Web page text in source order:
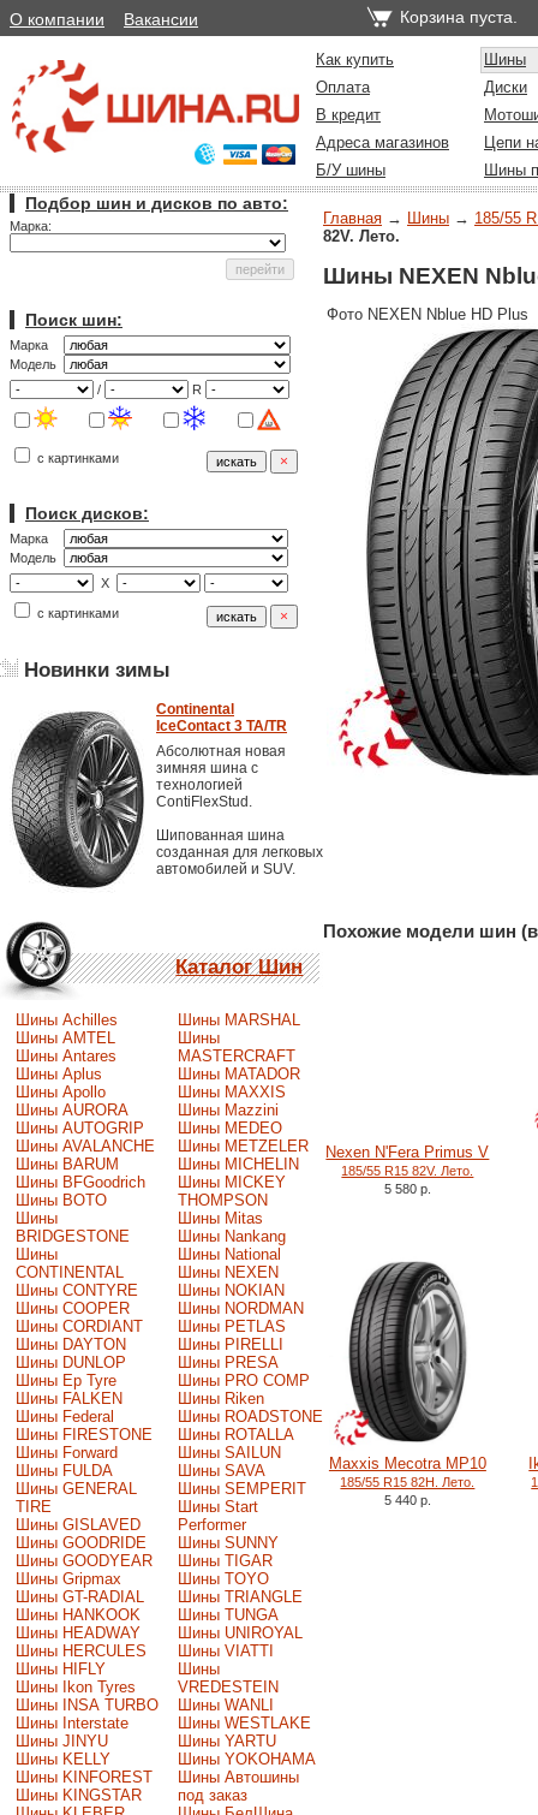
О компании Вакансии Корзина пуста.
Как купить
Шины
Оплата
Диски
В кредит
Адреса магазинов
Цепи
Б/У шины
Шины
Подбор шин и дисков по авто:
Марка:
Поиск шин:
Марка
Модель
/
R
с картинками
Поиск дисков:
Марка
Модель
X
с картинками
Новинки зимы
Continental
IceContact 3 TA/TR
Абсолютная новая
зимняя шина с
технологией
ContiFlexStud.
Шипованная шина
созданная для легковых
автомобилей и SUV.
Каталог Шин
Шины Achilles
Шины AMTEL
Шины Antares
Шины Aplus
Шины Apollo
Шины AURORA
Шины AUTOGRIP
Шины AVALANCHE
Шины BARUM
Шины BFGoodrich
Шины BOTO
Шины
BRIDGESTONE
Шины
CONTINENTAL
Шины CONTYRE
Шины COOPER
Шины CORDIANT
Шины DAYTON
Шины DUNLOP
Шины Ep Tyre
Шины FALKEN
Шины Federal
Шины FIRESTONE
Шины Forward
Шины FULDA
Шины GENERAL
TIRE
Шины GISLAVED
Шины GOODRIDE
Шины GOODYEAR
Шины Gripmax
Шины GT-RADIAL
Шины HANKOOK
Шины HEADWAY
Шины HERCULES
Шины HIFLY
Шины Ikon Tyres
Шины INSA TURBO
Шины Interstate
Шины JINYU
Шины KELLY
Шины KINFOREST
Шины KINGSTAR
Шины MARSHAL
Шины
MASTERCRAFT
Шины MATADOR
Шины MAXXIS
Шины Mazzini
Шины MEDEO
Шины METZELER
Шины MICHELIN
Шины MICKEY
THOMPSON
Шины Mitas
Шины Nankang
Шины National
Шины NEXEN
Шины NOKIAN
Шины NORDMAN
Шины PETLAS
Шины PIRELLI
Шины PRESA
Шины PRO COMP
Шины Riken
Шины ROADSTONE
Шины ROTALLA
Шины SAILUN
Шины SAVA
Шины SEMPERIT
Шины Start
Performer
Шины SUNNY
Шины TIGAR
Шины TOYO
Шины TRIANGLE
Шины TUNGA
Шины UNIROYAL
Шины VIATTI
Шины
VREDESTEIN
Шины WANLI
Шины WESTLAKE
Шины YARTU
Шины YOKOHAMA
Шины Автошины
под заказ
Главная → Шины → 185/55
82V. Лето.
Шины NEXEN
Фото NEXEN Nblue HD Plus
Похожие модели шин
Nexen N'Fera Primus V
185/55 R15 82V. Лето.
5 580 р.
Maxxis Mecotra MP10
185/55 R15 82H. Лето.
5 440 р.